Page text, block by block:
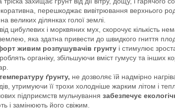
перешкоджає вивітрювання верхнього
великих ділянках голої землі.
від цибулевих і морквяних мух, скорочує кількість
яка здатна привести до швидкого гниття
живим розпушувачів грунту і стимулює
органіку, збільшуючи вміст гумусу та інших
ґрунту, не дозволяє їй надмірно
утримуючи її трохи холодніше жарким літом і
підприємств мульчування забезпечує
і замінюють його свіжим.